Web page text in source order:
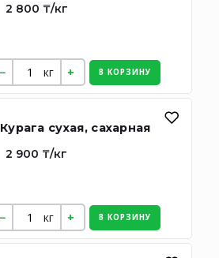
2 800 ₸/кг
кг В КОРЗИНУ
Курага сухая, сахарная
2 900 ₸/кг
кг В КОРЗИНУ